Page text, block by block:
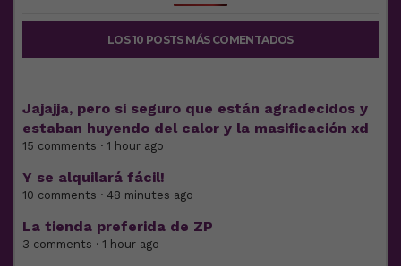
LOS 10 POSTS MÁS COMENTADOS
Jajajja, pero si seguro que están agradecidos y
estaban huyendo del calor y la masificación xd
15 comments · 1 hour ago
Y se alquilará fácil!
10 comments · 48 minutes ago
La tienda preferida de ZP
3 comments · 1 hour ago